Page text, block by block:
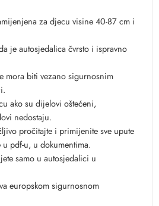
za djecu visine 40-87 cm i
je autosjedalica čvrsto i ispravno
mora biti vezano sigurnosnim
ako su dijelovi oštećeni,
nedostaju.
pročitajte i primijenite sve upute
pdf-u, u dokumentima.
samo u autosjedalici u
europskom sigurnosnom